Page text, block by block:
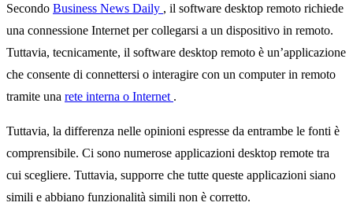
Secondo Business News Daily , il software desktop remoto richiede
una connessione Internet per collegarsi a un dispositivo in remoto.
Tuttavia, tecnicamente, il software desktop remoto è un’applicazione
che consente di connettersi o interagire con un computer in remoto
tramite una rete interna o Internet .
Tuttavia, la differenza nelle opinioni espresse da entrambe le fonti è
comprensibile. Ci sono numerose applicazioni desktop remote tra
cui scegliere. Tuttavia, supporre che tutte queste applicazioni siano
simili e abbiano funzionalità simili non è corretto.